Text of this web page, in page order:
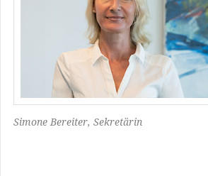
Simone Bereiter, Sekretärin